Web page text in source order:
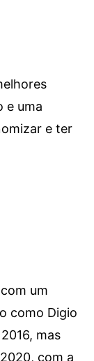
e uma
e ter
um
como Digio
mas
com a